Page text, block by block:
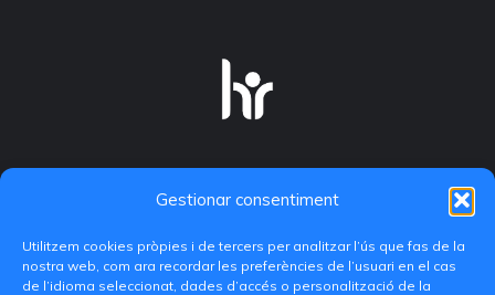
Gestionar consentiment
Utilitzem cookies pròpies i de tercers per analitzar l’ús que fas de la
nostra web, com ara recordar les preferències de l’usuari en el cas
de l’idioma seleccionat, dades d’accés o personalització de la